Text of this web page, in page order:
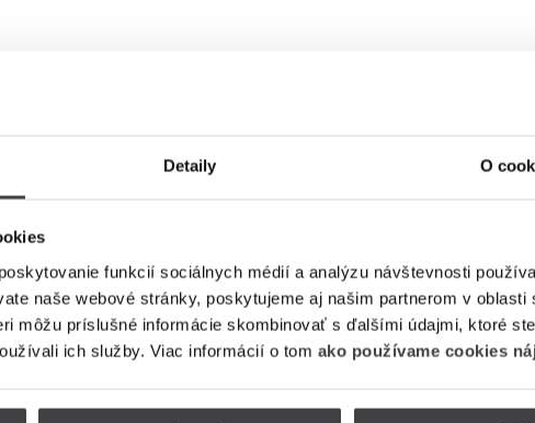
Detaily O
funkcií sociálnych médií a analýzu návštevnosti
naše webové stránky, poskytujeme aj našim partnerom v oblasti
môžu príslušné informácie skombinovať s ďalšími údajmi, ktoré
ich služby. Viac informácií o tom ako používame cookies
kampane